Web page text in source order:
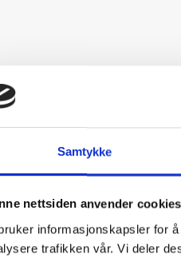
Samtykke
nettsiden anvender cookies
informasjonskapsler for
trafikken vår. Vi deler
pålitelige
dine